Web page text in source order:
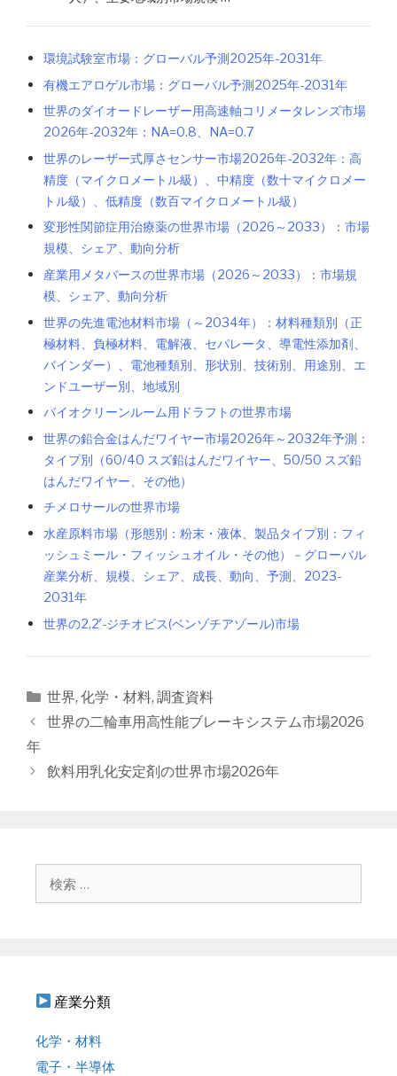
環境試験室市場：グローバル予測2025年-2031年
有機エアロゲル市場：グローバル予測2025年-2031年
世界のダイオードレーザー用高速軸コリメータレンズ市場
2026年-2032年：NA=0.8、NA=0.7
世界のレーザー式厚さセンサー市場2026年-2032年：高
精度（マイクロメートル級）、中精度（数十マイクロメー
トル級）、低精度（数百マイクロメートル級）
変形性関節症用治療薬の世界市場（2026～2033）：市場
規模、シェア、動向分析
産業用メタバースの世界市場（2026～2033）：市場規
模、シェア、動向分析
世界の先進電池材料市場（～2034年）：材料種類別（正
極材料、負極材料、電解液、セパレータ、導電性添加剤、
バインダー）、電池種類別、形状別、技術別、用途別、エ
ンドユーザー別、地域別
バイオクリーンルーム用ドラフトの世界市場
世界の鉛合金はんだワイヤー市場2026年～2032年予測：
タイプ別（60/40 スズ鉛はんだワイヤー、50/50 スズ鉛
はんだワイヤー、その他）
チメロサールの世界市場
水産原料市場（形態別：粉末・液体、製品タイプ別：フィ
ッシュミール・フィッシュオイル・その他）－グローバル
産業分析、規模、シェア、成長、動向、予測、2023-
2031年
世界の2,2′-ジチオビス(ベンゾチアゾール)市場
カ
テ
ー
世界, 化学・材料, 調査資料
投
稿
ョ
世界の二輪車用高性能ブレーキシステム市場2026
年
飲料用乳化安定剤の世界市場2026年
産業分類
化学・材料
電子・半導体